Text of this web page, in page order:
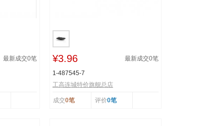
最新成交0笔 ¥3.96 最新成交0笔
1-487545-7
工高连城特价旗舰总店
成交0笔 评价0笔